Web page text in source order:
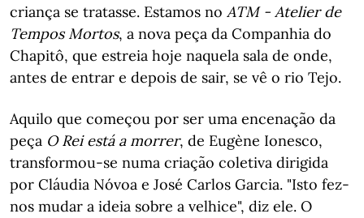
criança se tratasse. Estamos no ATM - Atelier de
Tempos Mortos, a nova peça da Companhia do
Chapitô, que estreia hoje naquela sala de onde,
antes de entrar e depois de sair, se vê o rio Tejo.
Aquilo que começou por ser uma encenação da
peça O Rei está a morrer, de Eugène Ionesco,
transformou-se numa criação coletiva dirigida
por Cláudia Nóvoa e José Carlos Garcia. "Isto fez-
nos mudar a ideia sobre a velhice", diz ele. O